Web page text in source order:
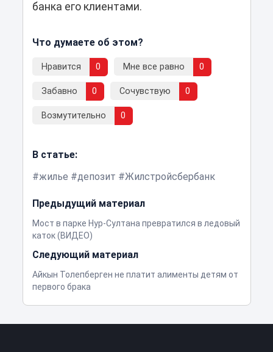
банка его клиентами.
Что думаете об этом?
Нравится 0 Мне все равно 0
Забавно 0 Сочувствую 0
Возмутительно 0
В статье:
жилье
депозит Жилстройсбербанк
Предыдущий материал
Мост в парке Нур-Султана превратился в ледовый
каток (ВИДЕО)
Следующий материал
Айкын Толепберген не платит алименты детям от
первого брака